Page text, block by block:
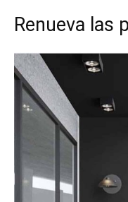
Renueva las